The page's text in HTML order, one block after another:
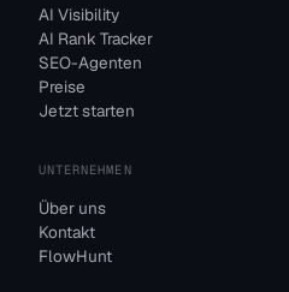
AI Visibility
AI Rank Tracker
SEO-Agenten
Preise
Jetzt starten
UNTERNEHMEN
Über uns
Kontakt
FlowHunt